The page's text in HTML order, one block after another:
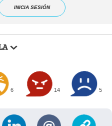
INICIA SESIÓN
6 14 5